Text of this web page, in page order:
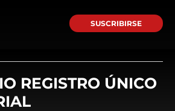
SUSCRIBIRSE
REGISTRO ÚNICO